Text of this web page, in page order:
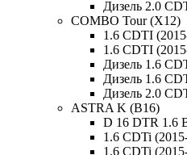
Дизель 2.0
COMBO Tour (X12)
1.6 CDTI
1.6 CDTI
Дизель 1.6
Дизель 1.6
Дизель 2.0
ASTRA K (B16)
D 16 DTR 1.6
1.6 CDTi
1.6 CDTi